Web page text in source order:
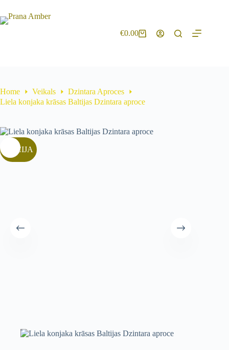
€0.00
Home Veikals
Dzintara Aproces
Liela konjaka krāsas Baltijas Dzintara aproce
AKCIJA